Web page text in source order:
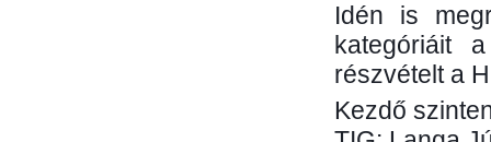
Idén is
kategóriáit
részvételt a
Kezdő